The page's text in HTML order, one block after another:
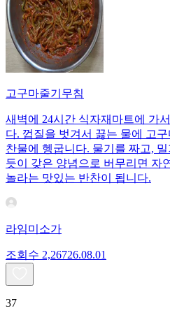
고구마줄기무침
새벽에 24시간 식자재마트에 가
다. 껍질을 벗겨서 끓는 물에 고
찬물에 헹굽니다. 물기를 짜고,
듯이 갖은 양념으로 버무리면 자
놀라는 맛있는 반찬이 됩니다.
라임미소가
조회수 2,26726.08.01
37